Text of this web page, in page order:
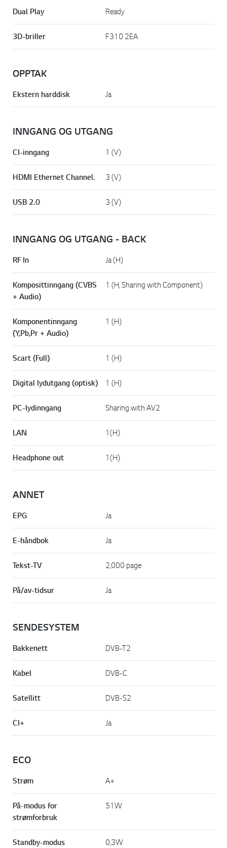
Dual Play Ready
3D-briller F310 2EA
OPPTAK
Ekstern harddisk Ja
INNGANG OG UTGANG
CI-inngang 1 (V)
HDMI Ethernet Channel. 3 (V)
USB 2.0 3 (V)
INNGANG OG UTGANG - BACK
RF In Ja (H)
Komposittinngang (CVBS
+ Audio)
1 (H, Sharing with Component)
Komponentinngang
(Y,Pb,Pr + Audio)
1 (H)
Scart (Full) 1 (H)
Digital lydutgang (optisk) 1 (H)
PC-lydinngang Sharing with AV2
LAN 1(H)
Headphone out 1(H)
ANNET
EPG Ja
E-håndbok Ja
Tekst-TV 2,000 page
På/av-tidsur Ja
SENDESYSTEM
Bakkenett DVB-T2
Kabel DVB-C
Satellitt DVB-S2
CI+ Ja
ECO
Strøm A+
På-modus for
strømforbruk
51W
Standby-modus 0,3W